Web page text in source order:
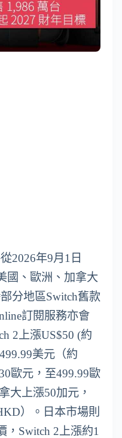
2026年9月1日
國、歐洲、加拿大
分地區Switch舊款
訂閱服務亦會
2上漲US$50 (約
美元（約
歐元，至499.99歐
大上漲50加元，
）。日本市場則
，Switch 2上漲約1